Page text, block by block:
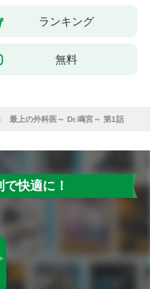
ランキング
無料
最上の外科医～ Dr.鳴宮～ 第1話
快適に！